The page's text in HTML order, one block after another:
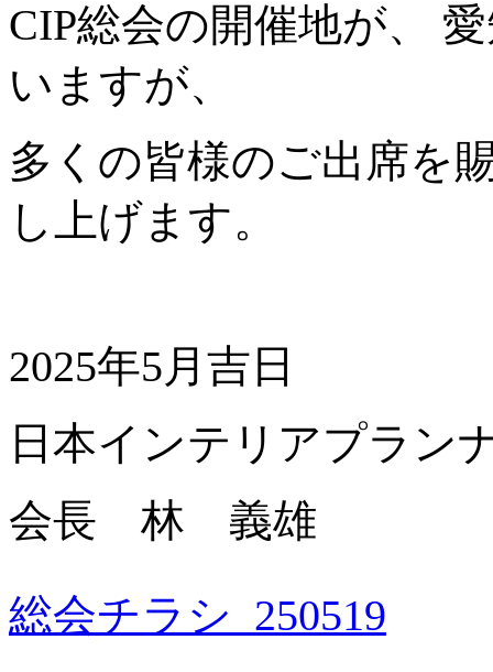
CIP総会の開催地が、
いますが、
多くの皆様のご出席を
し上げます。
2025年5月吉日
日本インテリアプラン
会長 林 義雄
総会チラシ_250519